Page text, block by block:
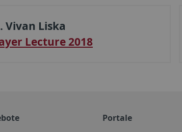
Vivan Liska
Lecture 2018
Portale